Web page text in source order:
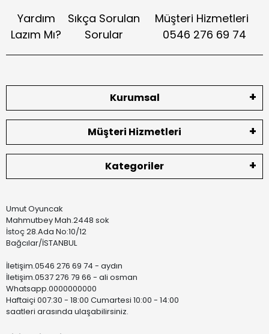
Yardım
Lazım Mı?
Sıkça Sorulan
Sorular
Müşteri Hizmetleri
0546 276 69 74
Kurumsal
Müşteri Hizmetleri
Kategoriler
Umut Oyuncak
Mahmutbey Mah.2448 sok
İstoç 28.Ada No:10/12
Bağcılar/İSTANBUL
İletişim.0546 276 69 74 - aydın
İletişim.0537 276 79 66 - ali osman
Whatsapp.0000000000
Haftaiçi 007:30 - 18:00 Cumartesi 10:00 - 14:00
saatleri arasında ulaşabilirsiniz.